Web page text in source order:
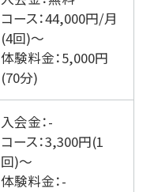
コース：44,000円/月
(4回)～
体験料金：5,000円
(70分)
入会金：-
コース：3,300円(1
回)～
体験料金：-